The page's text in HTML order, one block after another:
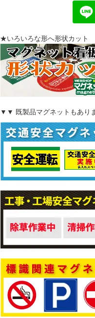
★いろいろな形へ形状カット
▼▼ 既製品マグネットもあり